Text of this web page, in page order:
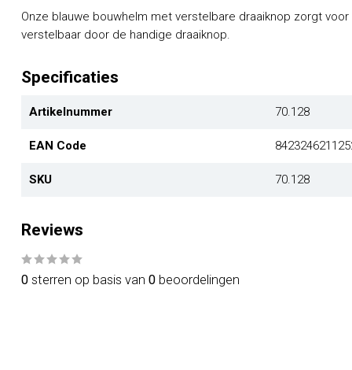
Onze blauwe bouwhelm met verstelbare draaiknop zorgt
verstelbaar door de handige draaiknop.
Specificaties
Artikelnummer 70.128
EAN Code
SKU 70.128
Reviews
0 sterren op basis van 0 beoordelingen